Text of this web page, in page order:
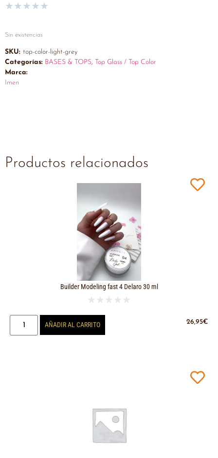
★★★★★
Sin existencias
SKU: top-color-light-grey
Categorías: BASES & TOPS, Top Glass / Top Color
Marca:
Imen
Productos relacionados
Builder Modeling fast 4 Delaro 30 ml
★ ★ ★ ★ ★
26,95€
AÑADIR AL CARRITO